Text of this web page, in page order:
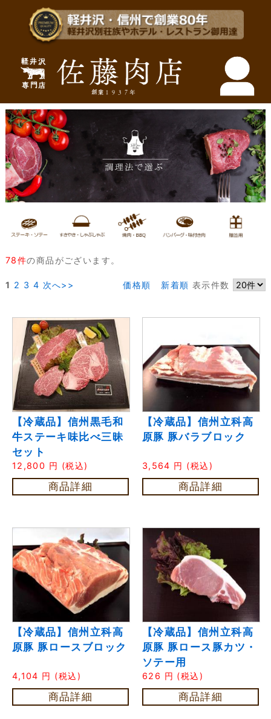
78件の商品がございます。
価格順 新着順 表示件数
1 2 3 4 次へ>>
【冷蔵品】信州黒毛和
牛ステーキ味比べ三昧
セット
12,800 円 (税込)
商品詳細
【冷蔵品】信州立科高
原豚 豚バラブロック
3,564 円 (税込)
商品詳細
【冷蔵品】信州立科高
原豚 豚ロースブロック
4,104 円 (税込)
商品詳細
【冷蔵品】信州立科高
原豚 豚ロース豚カツ・
ソテー用
626 円 (税込)
商品詳細